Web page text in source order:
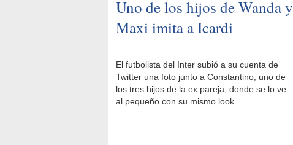
Uno de los hijos de Wanda y
Maxi imita a Icardi
El futbolista del Inter subió a su cuenta de
Twitter una foto junto a Constantino, uno de
los tres hijos de la ex pareja, donde se lo ve
al pequeño con su mismo look.